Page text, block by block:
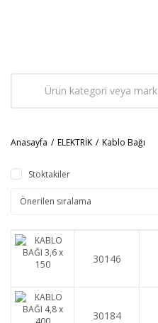
Anasayfa ELEKTRİK Kablo Bağı
Stoktakiler
30146
30184